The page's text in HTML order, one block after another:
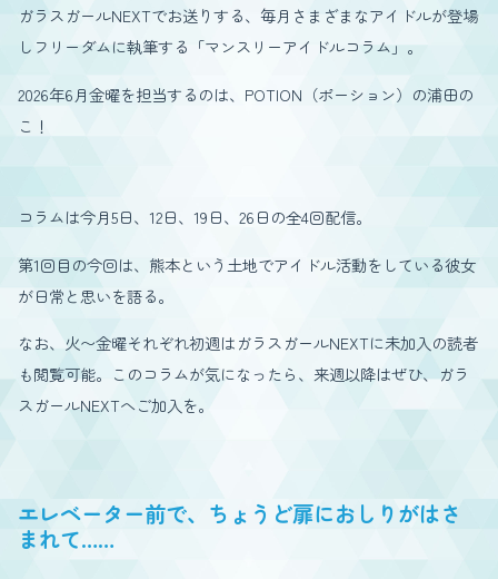
ガラスガールNEXTでお送りする、毎月さまざまなアイドルが登場
しフリーダムに執筆する「マンスリーアイドルコラム」。
2026年6月金曜を担当するのは、POTION（ポーション）の浦田の
こ！
コラムは今月5日、12日、19日、26日の全4回配信。
第1回目の今回は、熊本という土地でアイドル活動をしている彼女
が日常と思いを語る。
なお、火〜金曜それぞれ初週はガラスガールNEXTに未加入の読者
も閲覧可能。このコラムが気になったら、来週以降はぜひ、ガラ
スガールNEXTへご加入を。
エレベーター前で、ちょうど扉におしりがはさ
まれて……